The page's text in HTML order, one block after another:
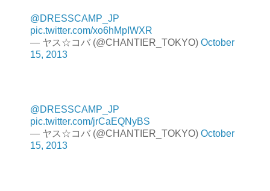
@DRESSCAMP_JP
pic.twitter.com/xo6hMpIWXR
— ヤス☆コバ (@CHANTIER_TOKYO) October
15, 2013
@DRESSCAMP_JP
pic.twitter.com/jrCaEQNyBS
— ヤス☆コバ (@CHANTIER_TOKYO) October
15, 2013